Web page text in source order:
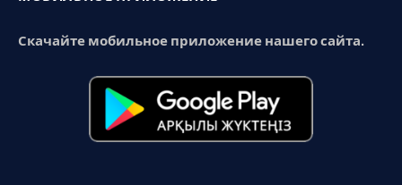
Скачайте мобильное приложение нашего сайта.